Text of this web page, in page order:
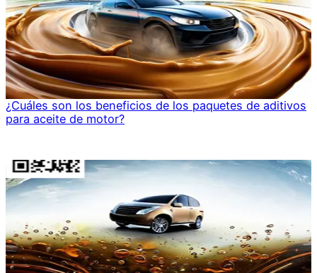
¿Cuáles son los beneficios de los paquetes de aditivos
para aceite de motor?